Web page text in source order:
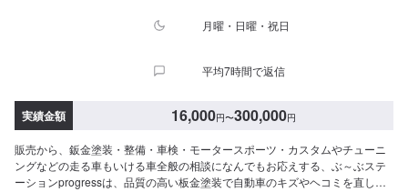
月曜・日曜・祝日
平均7時間で返信
実績金額 16,000円〜300,000円
販売から、鈑金塗装・整備・車検・モータースポーツ・カスタムやチューニ
ングなどの走る車もいける車全般の相談になんでもお応えする、ぶ～ぶステ
ーションprogressは、品質の高い板金塗装で自動車のキズやヘコミを直しま